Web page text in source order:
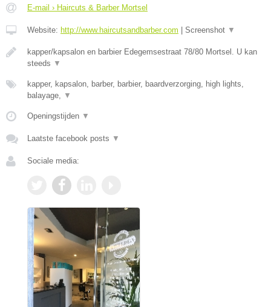
E-mail › Haircuts & Barber Mortsel
Website: http://www.haircutsandbarber.com Screenshot ▼
kapper/kapsalon en barbier Edegemsestraat 78/80 Mortsel. U kan
steeds ▼
kapper, kapsalon, barber, barbier, baardverzorging, high lights,
balayage, ▼
Openingstijden ▼
Laatste facebook posts ▼
Sociale media: